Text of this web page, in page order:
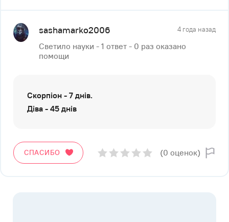
sashamarko2006 4 года назад
Светило науки - 1 ответ - 0 раз оказано
помощи
Скорпіон - 7 днів.
Діва - 45 днів
СПАСИБО (0 оценок)